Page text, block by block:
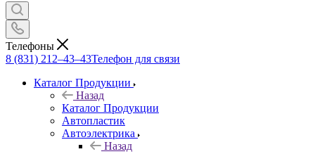
Телефоны
8 (831) 212–43–43Телефон для связи
Каталог Продукции
Назад
Каталог Продукции
Автопластик
Автоэлектрика
Назад